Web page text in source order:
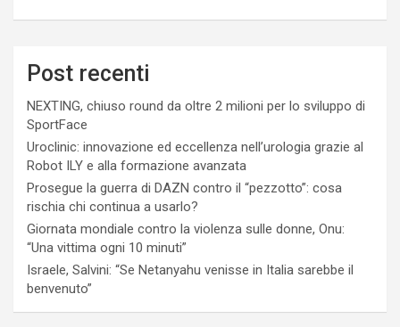
Post recenti
NEXTING, chiuso round da oltre 2 milioni per lo sviluppo di
SportFace
Uroclinic: innovazione ed eccellenza nell’urologia grazie al
Robot ILY e alla formazione avanzata
Prosegue la guerra di DAZN contro il “pezzotto”: cosa
rischia chi continua a usarlo?
Giornata mondiale contro la violenza sulle donne, Onu:
“Una vittima ogni 10 minuti”
Israele, Salvini: “Se Netanyahu venisse in Italia sarebbe il
benvenuto”